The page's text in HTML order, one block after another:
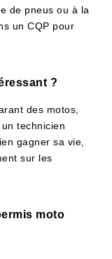
de pneus ou à la
un CQP pour
?
des motos,
technicien
gagner sa vie,
sur les
moto